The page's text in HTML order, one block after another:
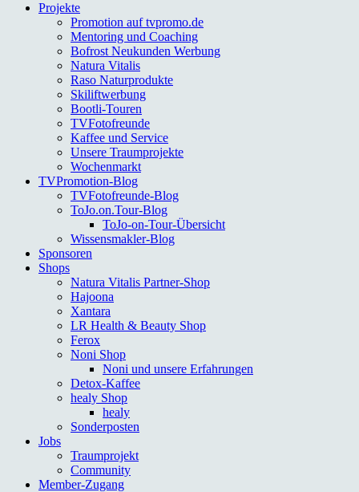
Projekte
Promotion auf tvpromo.de
Mentoring und Coaching
Bofrost Neukunden Werbung
Natura Vitalis
Raso Naturprodukte
Skiliftwerbung
Bootli-Touren
TVFotofreunde
Kaffee und Service
Unsere Traumprojekte
Wochenmarkt
TVPromotion-Blog
TVFotofreunde-Blog
ToJo.on.Tour-Blog
ToJo-on-Tour-Übersicht
Wissensmakler-Blog
Sponsoren
Shops
Natura Vitalis Partner-Shop
Hajoona
Xantara
LR Health & Beauty Shop
Ferox
Noni Shop
Noni und unsere Erfahrungen
Detox-Kaffee
healy Shop
healy
Sonderposten
Jobs
Traumprojekt
Community
Member-Zugang